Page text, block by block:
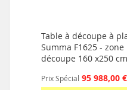
Table à découpe à
Summa F1625 - zone
découpe 160 x250 cm
Prix Spécial 95 988,00 €